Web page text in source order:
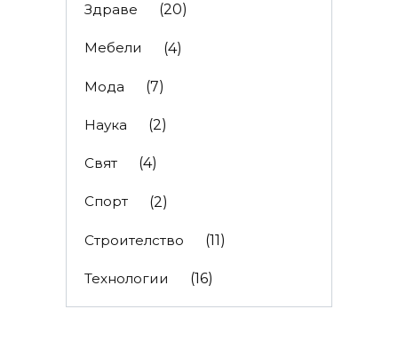
Здраве (20)
Мебели (4)
Мода (7)
Наука (2)
Свят (4)
Спорт (2)
Строителство (11)
Технологии (16)